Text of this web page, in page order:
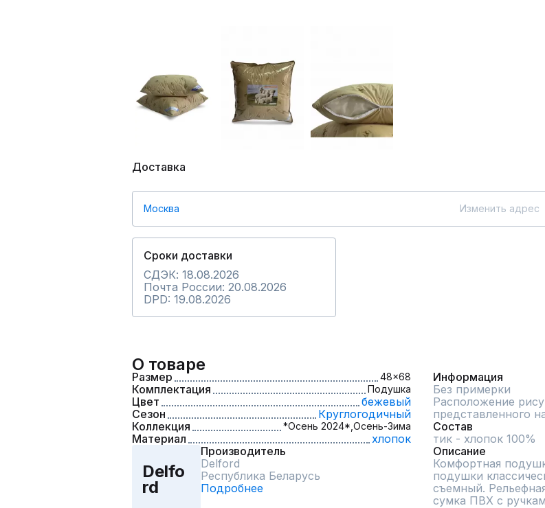
Доставка
Москва Изменить адрес
Сроки доставки
СДЭК: 18.08.2026
Почта России: 20.08.2026
DPD: 19.08.2026
О товаре
Размер 48x68
Комплектация Подушка
Цвет
бежевый
Сезон
Круглогодичный
Коллекция
*Осень 2024*, Осень-Зима
Материал хлопок
Delfo
rd
Производитель
Delford
Республика Беларусь
Подробнее
Информация
Без примерки
Расположение
представленного
Состав
тик - хлопок 100%
Описание
Комфортная
подушки
съемный.
сумка ПВХ с